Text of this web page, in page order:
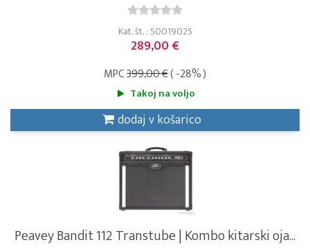
Kat. št. : 50019025
289,00 €
MPC399,00 €( -28% )
Takoj na voljo
dodaj v košarico
Peavey Bandit 112 Transtube | Kombo kitarski oja...